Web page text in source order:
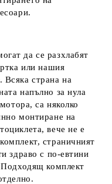
да се разхлабят
или нашия
страна на
напълно за нула
са няколко
монтиране на
вече не е
страничният
здраво с по-евтини
комплект